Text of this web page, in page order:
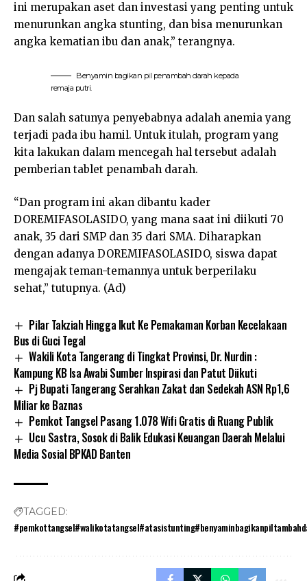
ini merupakan aset dan investasi yang penting untuk
menurunkan angka stunting, dan bisa menurunkan
angka kematian ibu dan anak,” terangnya.
Benyamin bagikan pil penambah darah kepada
remaja putri.
Dan salah satunya penyebabnya adalah anemia yang
terjadi pada ibu hamil. Untuk itulah, program yang
kita lakukan dalam mencegah hal tersebut adalah
pemberian tablet penambah darah.
“Dan program ini akan dibantu kader
DOREMIFASOLASIDO, yang mana saat ini diikuti 70
anak, 35 dari SMP dan 35 dari SMA. Diharapkan
dengan adanya DOREMIFASOLASIDO, siswa dapat
mengajak teman-temannya untuk berperilaku
sehat,” tutupnya. (Ad)
Pilar Takziah Hingga Ikut Ke Pemakaman Korban Kecelakaan
Bus di Guci Tegal
Wakili Kota Tangerang di Tingkat Provinsi, Dr. Nurdin :
Kampung KB Isa Awabi Sumber Inspirasi dan Patut Diikuti
Pj Bupati Tangerang Serahkan Zakat dan Sedekah ASN Rp1,6
Miliar ke Baznas
Pemkot Tangsel Pasang 1.078 Wifi Gratis di Ruang Publik
Ucu Sastra, Sosok di Balik Edukasi Keuangan Daerah Melalui
Media Sosial BPKAD Banten
TAGGED: